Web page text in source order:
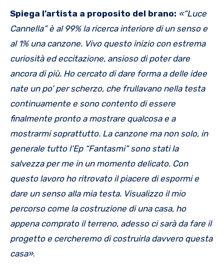
Spiega l’artista a proposito del brano: «“Luce
Cannella” è al 99% la ricerca interiore di un senso e
al 1% una canzone. Vivo questo inizio con estrema
curiosità ed eccitazione, ansioso di poter dare
ancora di più. Ho cercato di dare forma a delle idee
nate un po’ per scherzo, che frullavano nella testa
continuamente e sono contento di essere
finalmente pronto a mostrare qualcosa e a
mostrarmi soprattutto. La canzone ma non solo, in
generale tutto l’Ep “Fantasmi” sono stati la
salvezza per me in un momento delicato. Con
questo lavoro ho ritrovato il piacere di espormi e
dare un senso alla mia testa. Visualizzo il mio
percorso come la costruzione di una casa, ho
appena comprato il terreno, adesso ci sarà da fare il
progetto e cercheremo di costruirla davvero questa
casa».